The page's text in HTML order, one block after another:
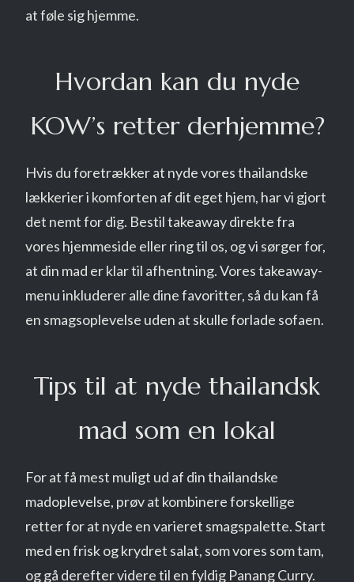
at føle sig hjemme.
Hvordan kan du nyde
KOW’s retter derhjemme?
Hvis du foretrækker at nyde vores thailandske
lækkerier i komforten af dit eget hjem, har vi gjort
det nemt for dig. Bestil takeaway direkte fra
vores hjemmeside eller ring til os, og vi sørger for,
at din mad er klar til afhentning. Vores takeaway-
menu inkluderer alle dine favoritter, så du kan få
en smagsoplevelse uden at skulle forlade sofaen.
Tips til at nyde thailandsk
mad som en lokal
For at få mest muligt ud af din thailandske
madoplevelse, prøv at kombinere forskellige
retter for at nyde en varieret smagspalette. Start
med en frisk og krydret salat, som vores som tam,
og gå derefter videre til en fyldig Panang Curry.